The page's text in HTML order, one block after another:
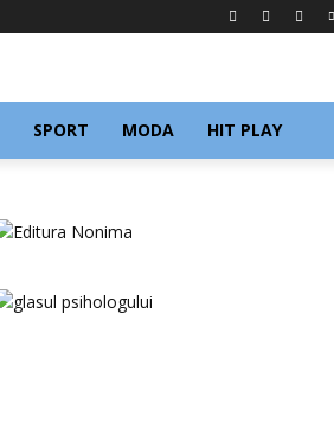
SPORT MODA HIT PLAY